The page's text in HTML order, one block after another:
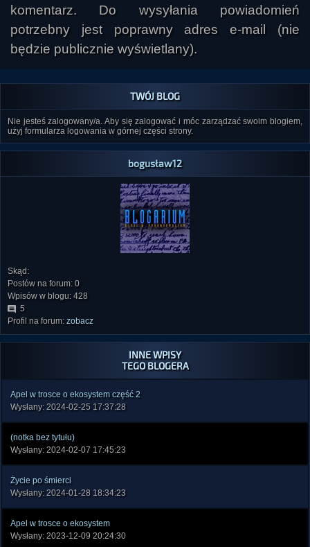
komentarz. Do wysyłania powiadomień
potrzebny jest poprawny adres e-mail (nie
będzie publicznie wyświetlany).
TWÓJ BLOG
Nie jesteś zalogowany/a. Aby się zalogować i móc zarządzać swoim blogiem,
użyj formularza logowania w górnej części strony.
bogusław12
Skąd:
Postów na forum: 0
Wpisów w blogu: 428
5
Profil na forum: zobacz
INNE WPISY
TEGO BLOGERA
Apel w trosce o ekosystem część 2
Wysłany: 2024-02-25 17:37:28
(notka bez tytułu)
Wysłany: 2024-02-07 17:45:23
Życie po śmierci
Wysłany: 2024-01-28 18:34:23
Apel w trosce o ekosystem
Wysłany: 2023-12-09 20:24:30